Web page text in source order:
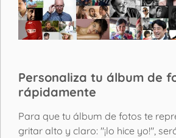
Personaliza tu álbum de
rápidamente
Para que tu álbum de fotos te
gritar alto y claro: "¡lo hice yo!",